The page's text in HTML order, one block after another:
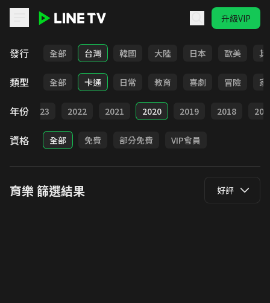
升級VIP
發行 全部 台灣 韓國 大陸 日本 歐美 其
類型 全部 卡通 日常 教育 喜劇 冒險 家
年份 2023 2022 2021 2020 2019 2018
資格 全部 免費 部分免費 VIP會員
育樂篩選結果 好評